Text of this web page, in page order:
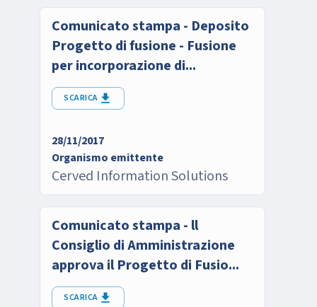
Comunicato stampa - Deposito
Progetto di fusione - Fusione
per incorporazione di...
SCARICA
28/11/2017
Organismo emittente
Cerved Information Solutions
Comunicato stampa - ll
Consiglio di Amministrazione
approva il Progetto di Fusio...
SCARICA